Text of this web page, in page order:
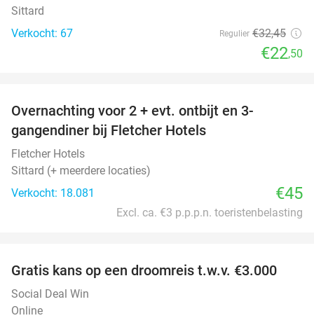
Sittard
Verkocht: 67
Regulier €32,45
€22,50
Overnachting voor 2 + evt. ontbijt en 3-
gangendiner bij Fletcher Hotels
Fletcher Hotels
Sittard (+ meerdere locaties)
Verkocht: 18.081
€45
Excl. ca. €3 p.p.p.n. toeristenbelasting
Gratis kans op een droomreis t.w.v. €3.000
Social Deal Win
Online